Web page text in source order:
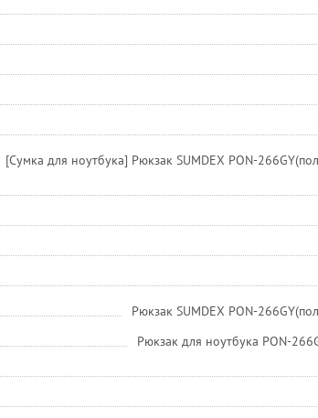
[Сумка для ноутбука] Рюкзак SUMDEX PON-
Рюкзак SUMDEX PON-
Рюкзак для ноутбука PON-